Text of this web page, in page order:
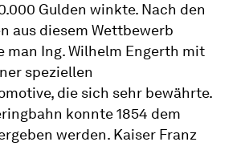
Gulden winkte. Nach den
aus diesem Wettbewerb
man Ing. Wilhelm Engerth mit
speziellen
die sich sehr bewährte.
konnte 1854 dem
werden. Kaiser Franz